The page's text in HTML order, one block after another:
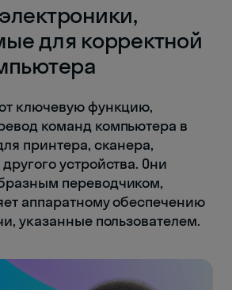
для корректной
ключевую функцию,
команд компьютера в
принтера, сканера,
устройства. Они
переводчиком,
аппаратному обеспечению
указанные пользователем.